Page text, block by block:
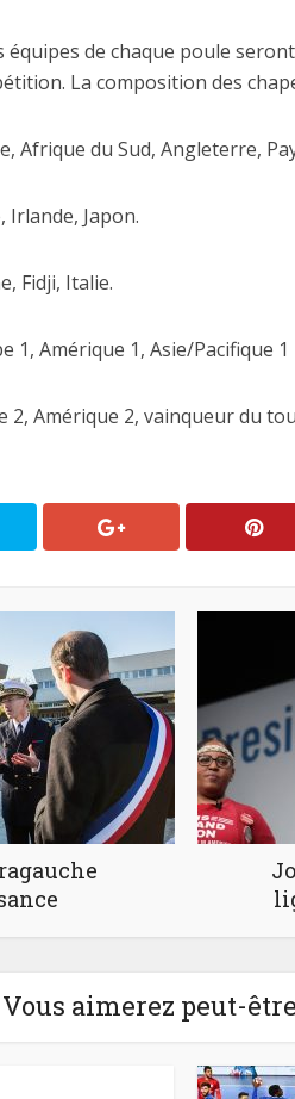
équipes de chaque poule
La composition des
Afrique du Sud, Angleterre,
Irlande, Japon.
Fidji, Italie.
1, Amérique 1, Asie/Pacifique 1
2, Amérique 2, vainqueur du
Vous aimerez peut-